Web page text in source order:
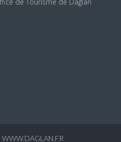
WWW.DAGLAN.FR